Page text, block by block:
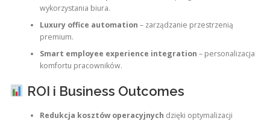
wykorzystania biura.
Luxury office automation – zarządzanie przestrzenią
premium.
Smart employee experience integration – personalizacja
komfortu pracowników.
ROI i Business Outcomes
Redukcja kosztów operacyjnych dzięki optymalizacji